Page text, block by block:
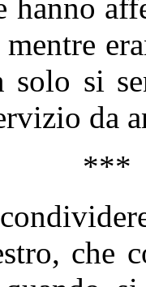
hanno
solo si
da
***
che